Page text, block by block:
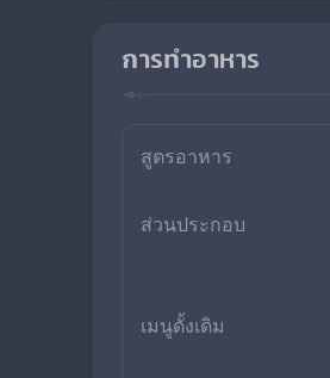
การทำอาหาร
สูตรอาหาร
ส่วนประกอบ
เมนูดั้งเดิม